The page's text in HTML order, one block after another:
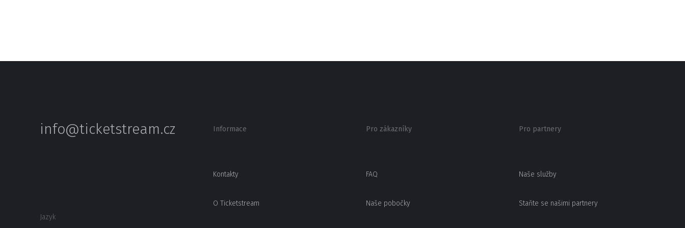
info@ticketstream.cz
Jazyk
Informace
Kontakty
O Ticketstream
Pro zákazníky
FAQ
Naše pobočky
Pro partnery
Naše služby
Staňte se našimi partnery